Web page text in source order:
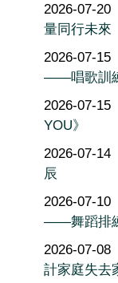
2026-07-20
量同行未來
2026-07-15
——唱歌訓
2026-07-15
YOU》
2026-07-14
辰
2026-07-10
——舞蹈排
2026-07-08
計家庭失去